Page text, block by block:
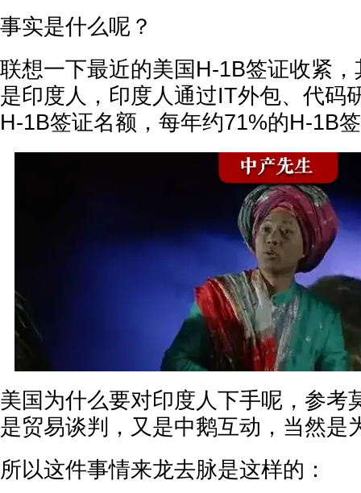
事实是什么呢？
联想一下最近的美国H-1B签证收紧
是印度人，印度人通过IT外包、代码
H-1B签证名额，每年约71%的H-1B
美国为什么要对印度人下手呢，参考
是贸易谈判，又是中鹅互动，当然是
所以这件事情来龙去脉是这样的：